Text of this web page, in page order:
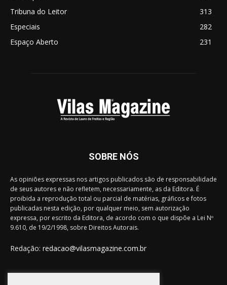
Tribuna do Leitor
313
Especiais
282
Espaço Aberto
231
SOBRE NÓS
As opiniões expressas nos artigos publicados são de responsabilidade
de seus autores e não refletem, necessariamente, as da Editora. É
proibida a reprodução total ou parcial de matérias, gráficos e fotos
publicadas nesta edição, por qualquer meio, sem autorização
expressa, por escrito da Editora, de acordo com o que dispõe a Lei Nº
9.610, de 19/2/1998, sobre Direitos Autorais.
Redação: redacao@vilasmagazine.com.br